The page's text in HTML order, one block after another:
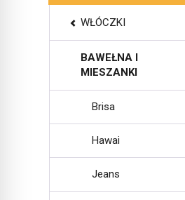
WŁÓCZKI
BAWEŁNA I
MIESZANKI
Brisa
Hawai
Jeans